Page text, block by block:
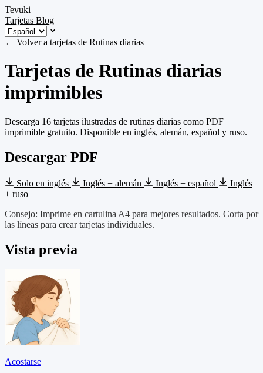
Tevuki
Tarjetas Blog
← Volver a tarjetas de Rutinas diarias
Tarjetas de Rutinas diarias
imprimibles
Descarga 16 tarjetas ilustradas de rutinas diarias como PDF
imprimible gratuito. Disponible en inglés, alemán, español y ruso.
Descargar PDF
Solo en inglés Inglés + alemán Inglés + español
Inglés
+ ruso
Consejo: Imprime en cartulina A4 para mejores resultados. Corta por
las líneas para crear tarjetas individuales.
Vista previa
Acostarse